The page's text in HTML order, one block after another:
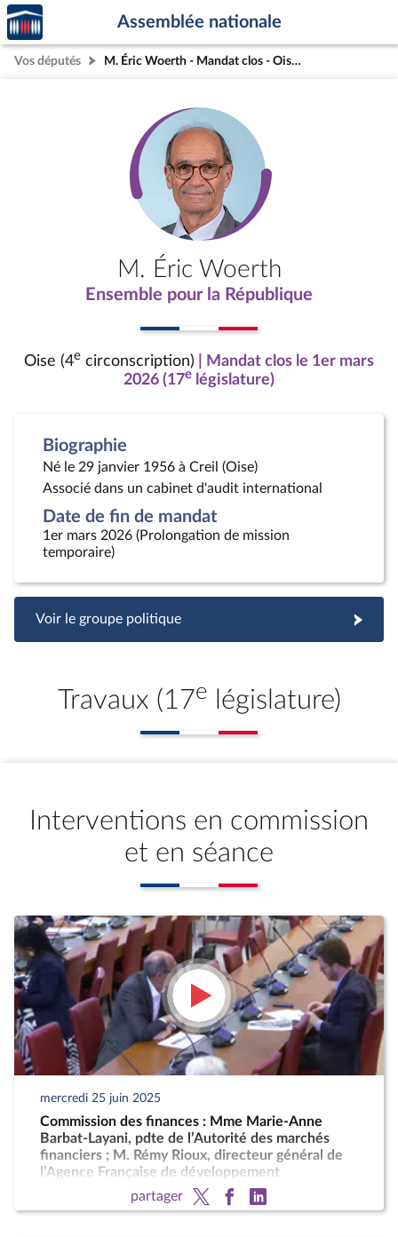
Aller au contenu
Aller en bas de la page
Accèder
à la
page
d'accueil
Assemblée nationale
Vos députés M. Éric Woerth - Mandat clos - Oise (4e circonscription)
M. Éric Woerth
Ensemble pour la République
Oise (4e circonscription)
| Mandat clos le 1er mars
2026 (17e législature)
Biographie
Né le 29 janvier 1956 à Creil (Oise)
Associé dans un cabinet d'audit international
Date de fin de mandat
1er mars 2026 (Prolongation de mission
temporaire)
Voir le groupe politique
Travaux (17e législature)
Interventions en commission
et en séance
mercredi 25 juin 2025
Commission des finances : Mme Marie-Anne
Barbat-Layani, pdte de l’Autorité des marchés
financiers ; M. Rémy Rioux, directeur général de
l’Agence Française de développement
partager